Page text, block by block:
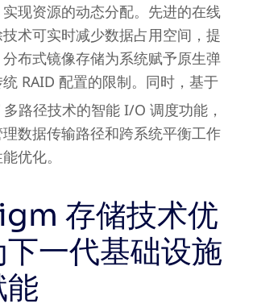
现资源的动态分配。先进的在线
术可实时减少数据占用空间，提
布式镜像存储为系统赋予原生弹
RAID 配置的限制。同时，基于
多路径技术的智能 I/O 调度功能，
数据传输路径和跨系统平衡工作
优化。
存储技术优
一代基础设施